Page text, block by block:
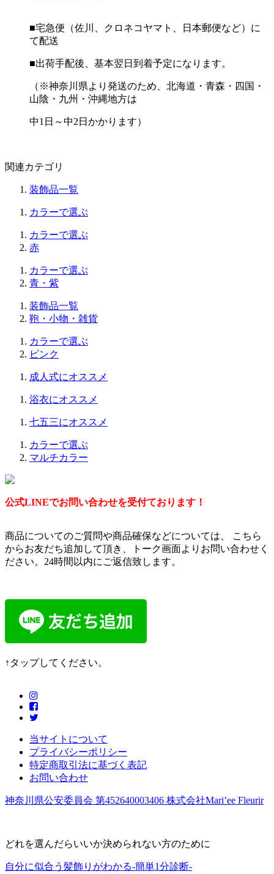
■宅急便（佐川、クロネコヤマト、日本郵便など）に
て配送
■出荷手配後、基本翌日到着予定になります。
（※神奈川県より発送のため、北海道・青森・四国・
山陰・九州・沖縄地方は
中1日～中2日かかります）
関連カテゴリ
装飾品一覧
カラーで選ぶ
カラーで選ぶ
赤
カラーで選ぶ
青・紫
装飾品一覧
鞄・小物・雑貨
カラーで選ぶ
ピンク
成人式にオススメ
浴衣にオススメ
七五三にオススメ
カラーで選ぶ
マルチカラー
公式LINEでお問い合わせを受付ております！
商品についてのご質問や商品確保などについては、 こちら
からお友だち追加して頂き、トーク画面よりお問い合わせく
ださい。24時間以内にご返信致します。
↑タップしてください。
当サイトについて
プライバシーポリシー
特定商取引法に基づく表記
お問い合わせ
神奈川県公安委員会 第452640003406 株式会社Mari’ee Fleurir
どれを選んだらいいか決められない方のために
自分に似合う髪飾りがわかる-簡単1分診断-